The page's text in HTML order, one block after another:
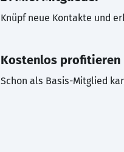
Knüpf neue Kontakte und
Kostenlos profitieren
Schon als Basis-Mitglied